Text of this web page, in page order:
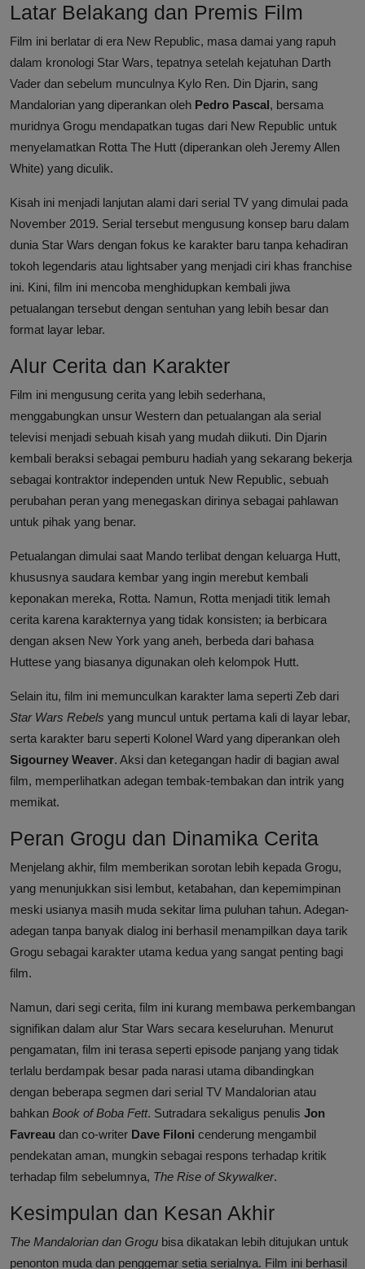
Latar Belakang dan Premis Film
Film ini berlatar di era New Republic, masa damai yang rapuh
dalam kronologi Star Wars, tepatnya setelah kejatuhan Darth
Vader dan sebelum munculnya Kylo Ren. Din Djarin, sang
Mandalorian yang diperankan oleh Pedro Pascal, bersama
muridnya Grogu mendapatkan tugas dari New Republic untuk
menyelamatkan Rotta The Hutt (diperankan oleh Jeremy Allen
White) yang diculik.
Kisah ini menjadi lanjutan alami dari serial TV yang dimulai pada
November 2019. Serial tersebut mengusung konsep baru dalam
dunia Star Wars dengan fokus ke karakter baru tanpa kehadiran
tokoh legendaris atau lightsaber yang menjadi ciri khas franchise
ini. Kini, film ini mencoba menghidupkan kembali jiwa
petualangan tersebut dengan sentuhan yang lebih besar dan
format layar lebar.
Alur Cerita dan Karakter
Film ini mengusung cerita yang lebih sederhana,
menggabungkan unsur Western dan petualangan ala serial
televisi menjadi sebuah kisah yang mudah diikuti. Din Djarin
kembali beraksi sebagai pemburu hadiah yang sekarang bekerja
sebagai kontraktor independen untuk New Republic, sebuah
perubahan peran yang menegaskan dirinya sebagai pahlawan
untuk pihak yang benar.
Petualangan dimulai saat Mando terlibat dengan keluarga Hutt,
khususnya saudara kembar yang ingin merebut kembali
keponakan mereka, Rotta. Namun, Rotta menjadi titik lemah
cerita karena karakternya yang tidak konsisten; ia berbicara
dengan aksen New York yang aneh, berbeda dari bahasa
Huttese yang biasanya digunakan oleh kelompok Hutt.
Selain itu, film ini memunculkan karakter lama seperti Zeb dari
Star Wars Rebels yang muncul untuk pertama kali di layar lebar,
serta karakter baru seperti Kolonel Ward yang diperankan oleh
Sigourney Weaver. Aksi dan ketegangan hadir di bagian awal
film, memperlihatkan adegan tembak-tembakan dan intrik yang
memikat.
Peran Grogu dan Dinamika Cerita
Menjelang akhir, film memberikan sorotan lebih kepada Grogu,
yang menunjukkan sisi lembut, ketabahan, dan kepemimpinan
meski usianya masih muda sekitar lima puluhan tahun. Adegan-
adegan tanpa banyak dialog ini berhasil menampilkan daya tarik
Grogu sebagai karakter utama kedua yang sangat penting bagi
film.
Namun, dari segi cerita, film ini kurang membawa perkembangan
signifikan dalam alur Star Wars secara keseluruhan. Menurut
pengamatan, film ini terasa seperti episode panjang yang tidak
terlalu berdampak besar pada narasi utama dibandingkan
dengan beberapa segmen dari serial TV Mandalorian atau
bahkan Book of Boba Fett. Sutradara sekaligus penulis Jon
Favreau dan co-writer Dave Filoni cenderung mengambil
pendekatan aman, mungkin sebagai respons terhadap kritik
terhadap film sebelumnya, The Rise of Skywalker.
Kesimpulan dan Kesan Akhir
The Mandalorian dan Grogu bisa dikatakan lebih ditujukan untuk
penonton muda dan penggemar setia serialnya. Film ini berhasil